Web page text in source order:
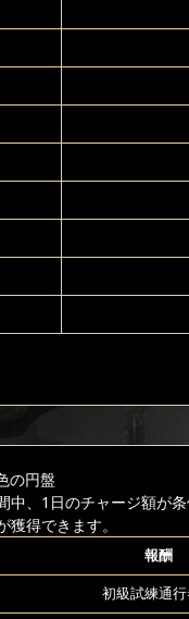
の円盤
中、1日のチャージ額が
得できます。
報酬
初級試練通